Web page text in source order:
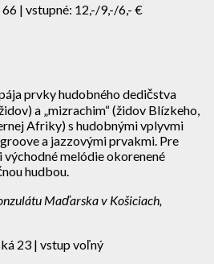
| vstupné: 12,-/9,-/6,- €
prvky hudobného dedičstva
a „mizrachim“ (židov Blízkeho,
Afriky) s hudobnými vplyvmi
a jazzovými prvakmi. Pre
melódie okorenené
hudbou.
Maďarska v Košiciach,
23 | vstup voľný